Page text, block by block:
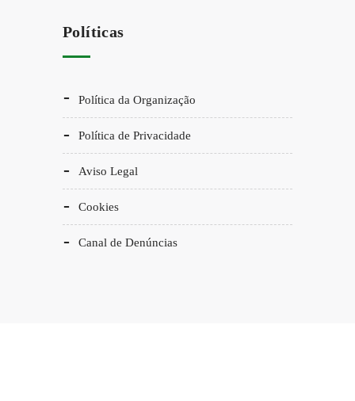
Políticas
Política da Organização
Política de Privacidade
Aviso Legal
Cookies
Canal de Denúncias